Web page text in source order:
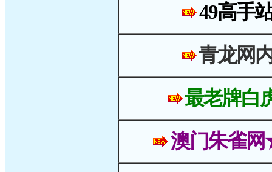
49高手
青龙网
最老牌白
澳门朱雀